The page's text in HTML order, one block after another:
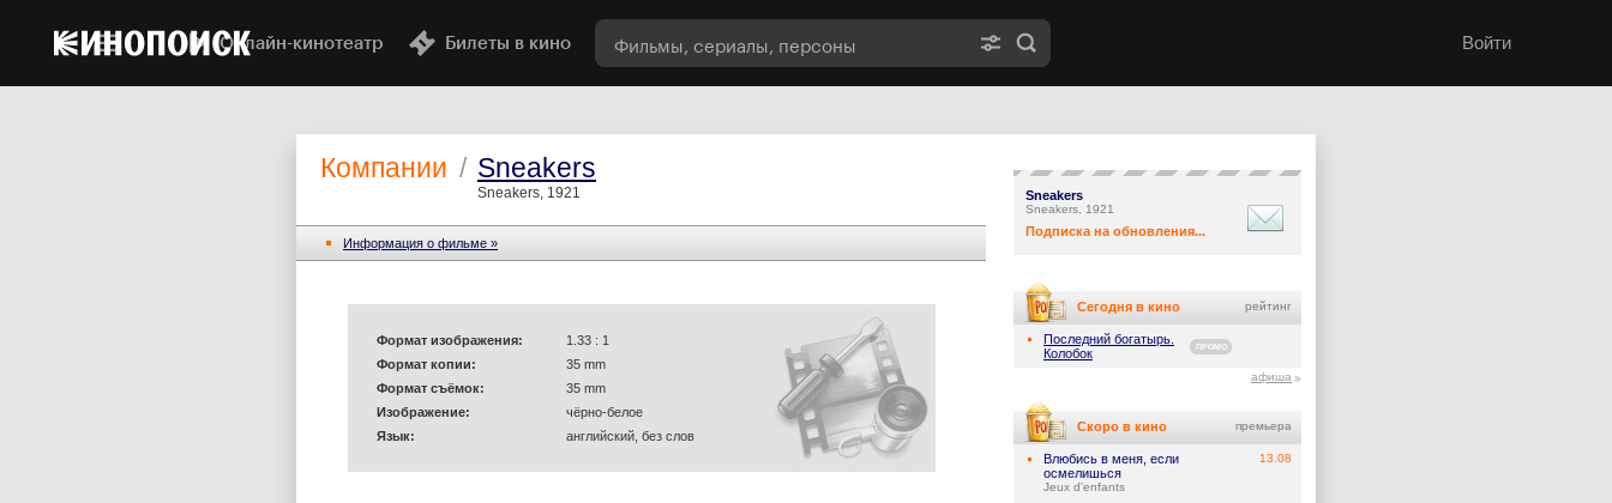
Онлайн-кинотеатр Билеты в кино Войти
Компании / Sneakers
Sneakers, 1921
Информация o фильме »
Формат изображения:
1.33 : 1
Формат копии:
35 mm
Формат съёмок:
35 mm
Изображение:
чёрно-белое
Язык:
английский, без слов
Sneakers
Sneakers, 1921
Подписка на обновления...
Сегодня в кино рейтинг
Последний богатырь.
Колобок
ПРОМО
афиша
Скоро в кино премьера
Влюбись в меня, если
осмелишься
Jeux d'enfants
13.08